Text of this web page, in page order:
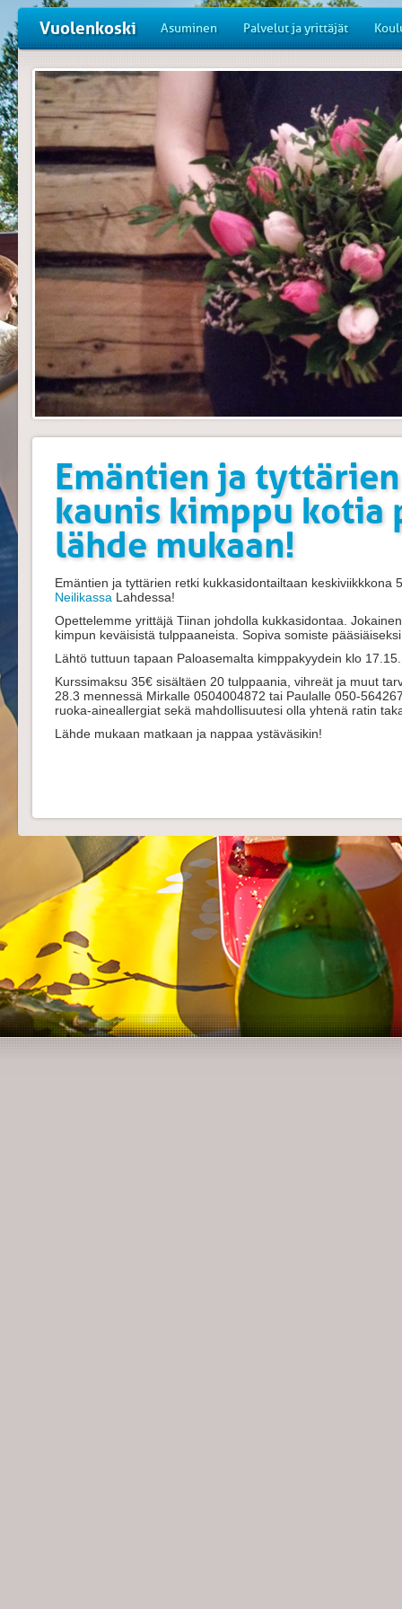
Vuolenkoski Asuminen Palvelut ja yrittäjät
Emäntien ja
kaunis kimppu kotia
lähde mukaan!
Emäntien ja tyttärien retki kukkasidontailtaan keskiviikkkona
Neilikassa Lahdessa!
Opettelemme yrittäjä Tiinan johdolla kukkasidontaa.
kimpun keväisistä tulppaaneista. Sopiva somiste
Lähtö tuttuun tapaan Paloasemalta kimppakyydein klo
Kurssimaksu 35€ sisältäen 20 tulppaania, vihreät ja muut
28.3 mennessä Mirkalle 0504004872 tai Paulalle 050-
ruoka-aineallergiat sekä mahdollisuutesi olla yhtenä ratin
Lähde mukaan matkaan ja nappaa ystäväsikin!